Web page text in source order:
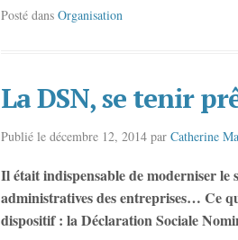
Posté dans Organisation
La DSN, se tenir
Publié le décembre 12, 2014 par Catherine
Il était indispensable de moderniser le
administratives des entreprises… Ce
dispositif : la Déclaration Sociale